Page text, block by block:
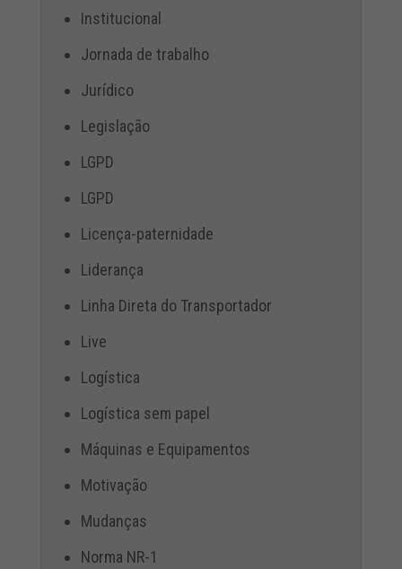
Institucional
Jornada de trabalho
Jurídico
Legislação
LGPD
LGPD
Licença-paternidade
Liderança
Linha Direta do Transportador
Live
Logística
Logística sem papel
Máquinas e Equipamentos
Motivação
Mudanças
Norma NR-1